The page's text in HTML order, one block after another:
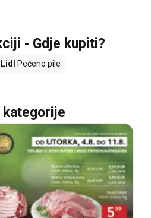
- Gdje kupiti?
Lidl Pečeno pile